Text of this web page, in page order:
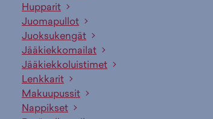
Hupparit
Juomapullot
Juoksukengät
Jääkiekkomailat
Jääkiekkoluistimet
Lenkkarit
Makuupussit
Nappikset